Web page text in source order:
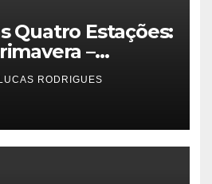
Quatro Estações:
–
RODRIGUES